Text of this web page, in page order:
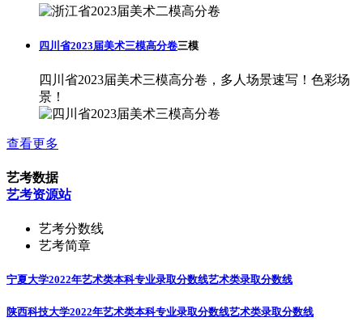
四川省2023届美术三模高分卷三模
四川省2023届美术三模高分卷，多人场景速写！色彩场
景！
查看更多
艺考数据
艺考资源站
艺考分数线
艺考简章
宁夏大学2022年艺术类本科专业录取分数线艺术类录取分数线
陕西科技大学2022年艺术类本科专业录取分数线艺术类录取分数线